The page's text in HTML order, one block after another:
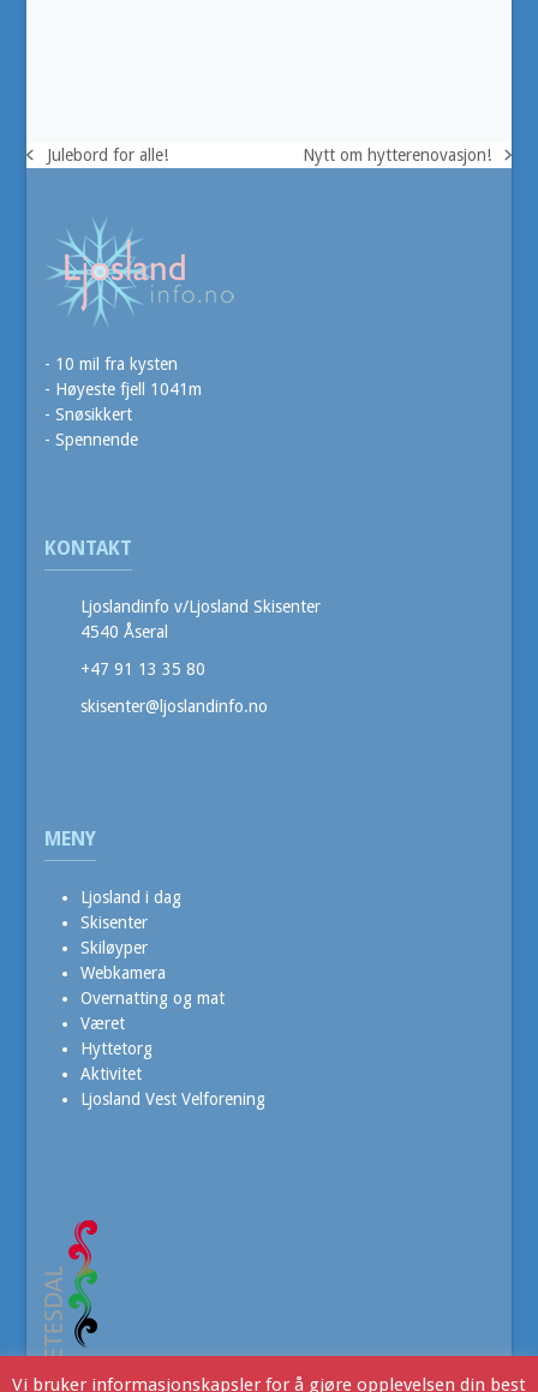
previous
Julebord for alle!
next
Nytt om hytterenovasjon!
- 10 mil fra kysten
- Høyeste fjell 1041m
- Snøsikkert
- Spennende
KONTAKT
Ljoslandinfo v/Ljosland Skisenter
4540 Åseral
+47 91 13 35 80
skisenter@ljoslandinfo.no
MENY
Ljosland i dag
Skisenter
Skiløyper
Webkamera
Overnatting og mat
Været
Hyttetorg
Aktivitet
Ljosland Vest Velforening
Vi bruker informasjonskapsler for å gjøre opplevelsen din best